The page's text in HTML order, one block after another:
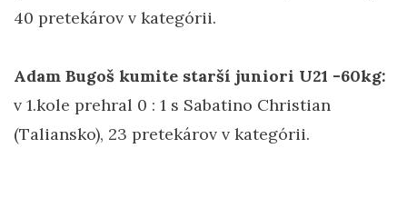
40 pretekárov v kategórii.
Adam Bugoš kumite starší juniori U21 -60kg:
v 1.kole prehral 0 : 1 s Sabatino Christian
(Taliansko), 23 pretekárov v kategórii.